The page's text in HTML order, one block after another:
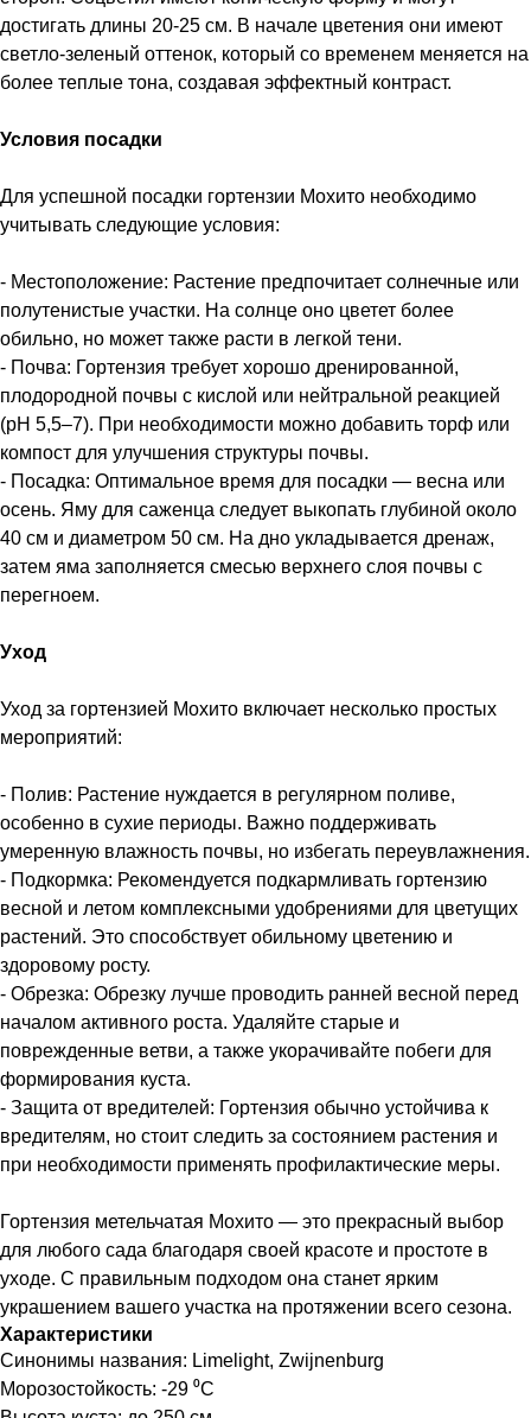
достигать длины 20-25 см. В начале цветения они имеют
светло-зеленый оттенок, который со временем меняется на
более теплые тона, создавая эффектный контраст.
Условия посадки
Для успешной посадки гортензии Мохито необходимо
учитывать следующие условия:
- Местоположение: Растение предпочитает солнечные или
полутенистые участки. На солнце оно цветет более
обильно, но может также расти в легкой тени.
- Почва: Гортензия требует хорошо дренированной,
плодородной почвы с кислой или нейтральной реакцией
(рН 5,5–7). При необходимости можно добавить торф или
компост для улучшения структуры почвы.
- Посадка: Оптимальное время для посадки — весна или
осень. Яму для саженца следует выкопать глубиной около
40 см и диаметром 50 см. На дно укладывается дренаж,
затем яма заполняется смесью верхнего слоя почвы с
перегноем.
Уход
Уход за гортензией Мохито включает несколько простых
мероприятий:
- Полив: Растение нуждается в регулярном поливе,
особенно в сухие периоды. Важно поддерживать
умеренную влажность почвы, но избегать переувлажнения.
- Подкормка: Рекомендуется подкармливать гортензию
весной и летом комплексными удобрениями для цветущих
растений. Это способствует обильному цветению и
здоровому росту.
- Обрезка: Обрезку лучше проводить ранней весной перед
началом активного роста. Удаляйте старые и
поврежденные ветви, а также укорачивайте побеги для
формирования куста.
- Защита от вредителей: Гортензия обычно устойчива к
вредителям, но стоит следить за состоянием растения и
при необходимости применять профилактические меры.
Гортензия метельчатая Мохито — это прекрасный выбор
для любого сада благодаря своей красоте и простоте в
уходе. С правильным подходом она станет ярким
украшением вашего участка на протяжении всего сезона.
Характеристики
Синонимы названия: Limelight, Zwijnenburg
Морозостойкость: -29 ⁰С